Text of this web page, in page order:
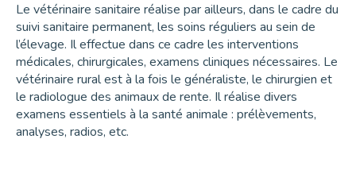
Le vétérinaire sanitaire réalise par ailleurs, dans le cadre du
suivi sanitaire permanent, les soins réguliers au sein de
l’élevage. Il effectue dans ce cadre les interventions
médicales, chirurgicales, examens cliniques nécessaires. Le
vétérinaire rural est à la fois le généraliste, le chirurgien et
le radiologue des animaux de rente. Il réalise divers
examens essentiels à la santé animale : prélèvements,
analyses, radios, etc.